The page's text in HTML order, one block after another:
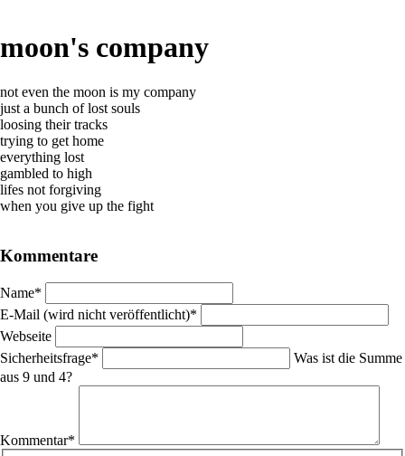
moon's company
not even the moon is my company
just a bunch of lost souls
loosing their tracks
trying to get home
everything lost
gambled to high
lifes not forgiving
when you give up the fight
Kommentare
Pflichtfeld
Name*
Pflichtfeld
E-Mail (wird nicht veröffentlicht)*
Webseite
Pflichtfeld
Sicherheitsfrage*
Was ist die Summe
aus 9 und 4?
Kommentar*